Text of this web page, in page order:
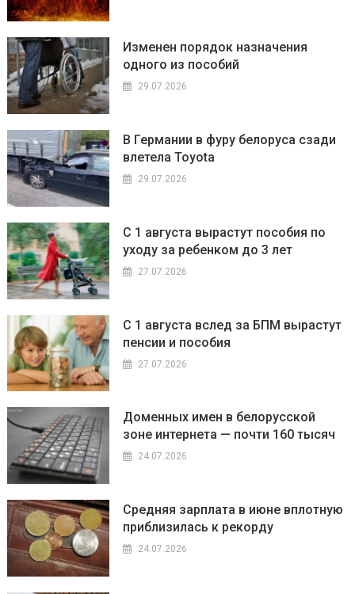
Изменен порядок назначения
одного из пособий
29.07.2026
В Германии в фуру белоруса сзади
влетела Toyota
29.07.2026
С 1 августа вырастут пособия по
уходу за ребенком до 3 лет
27.07.2026
С 1 августа вслед за БПМ вырастут
пенсии и пособия
27.07.2026
Доменных имен в белорусской
зоне интернета — почти 160 тысяч
24.07.2026
Средняя зарплата в июне вплотную
приблизилась к рекорду
24.07.2026